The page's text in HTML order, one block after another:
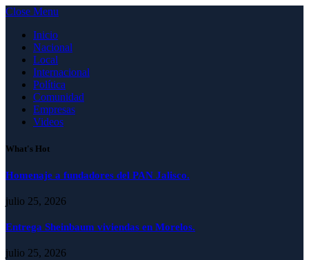
Close Menu
Inicio
Nacional
Local
Internacional
Política
Comunidad
Empresas
Videos
What's Hot
Homenaje a fundadores del PAN Jalisco.
julio 25, 2026
Entrega Sheinbaum viviendas en Morelos.
julio 25, 2026